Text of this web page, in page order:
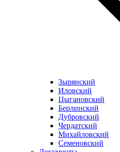
Зырянский
Иловский
Цыгановский
Берлинский
Дубровский
Чердатский
Михайловский
Семеновский